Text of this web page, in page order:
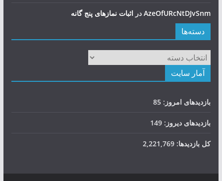
AzeOfURcNtDJvSnmدر اثبات نمازهای پنج گانه
دسته‌ها
دسته‌ها
آمار سایت
بازدیدهای امروز: 85
بازدیدهای دیروز: 149
کل بازدیدها: 2,221,769